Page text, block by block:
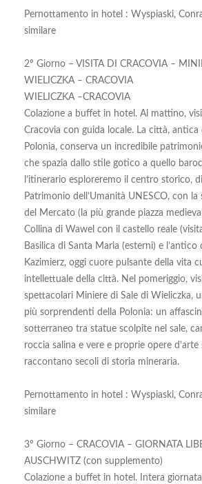
Pernottamento in hotel : Wyspiaski,
similare
2º Giorno – VISITA DI CRACOVIA –
WIELICZKA – CRACOVIA
WIELICZKA –CRACOVIA
Colazione a buffet in hotel. Al mattino,
Cracovia con guida locale. La città, antica
Polonia, conserva un incredibile
che spazia dallo stile gotico a quello
l’itinerario esploreremo il centro storico,
Patrimonio dell’Umanità UNESCO, con la
del Mercato (la più grande piazza
Collina di Wawel con il castello reale
Basilica di Santa Maria (esterni) e
Kazimierz, oggi cuore pulsante della vita
intellettuale della città. Nel pomeriggio,
spettacolari Miniere di Sale di Wieliczka,
più sorprendenti della Polonia: un
sotterraneo tra statue scolpite nel sale,
roccia salina e vere e proprie opere
raccontano secoli di storia mineraria.
Pernottamento in hotel : Wyspiaski,
similare
3º Giorno – CRACOVIA – GIORNATA
AUSCHWITZ (con supplemento)
Colazione a buffet in hotel. Intera